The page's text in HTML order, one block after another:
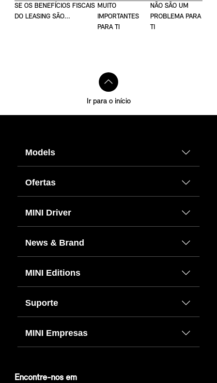
SE OS BENEFÍCIOS FISCAIS
DO LEASING SÃO...
MUITO
IMPORTANTES
PARA TI
NÃO SÃO UM
PROBLEMA PARA
TI
Ir para o início
Models
Ofertas
MINI Driver
News & Brand
MINI Editions
Suporte
MINI Empresas
Encontre-nos em